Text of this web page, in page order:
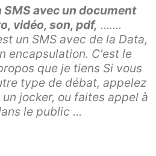
SMS avec un document
vidéo, son, pdf, .......
un SMS avec de la Data,
encapsulation. C'est le
que je tiens Si vous
type de débat, appelez
jocker, ou faites appel à
le public ...